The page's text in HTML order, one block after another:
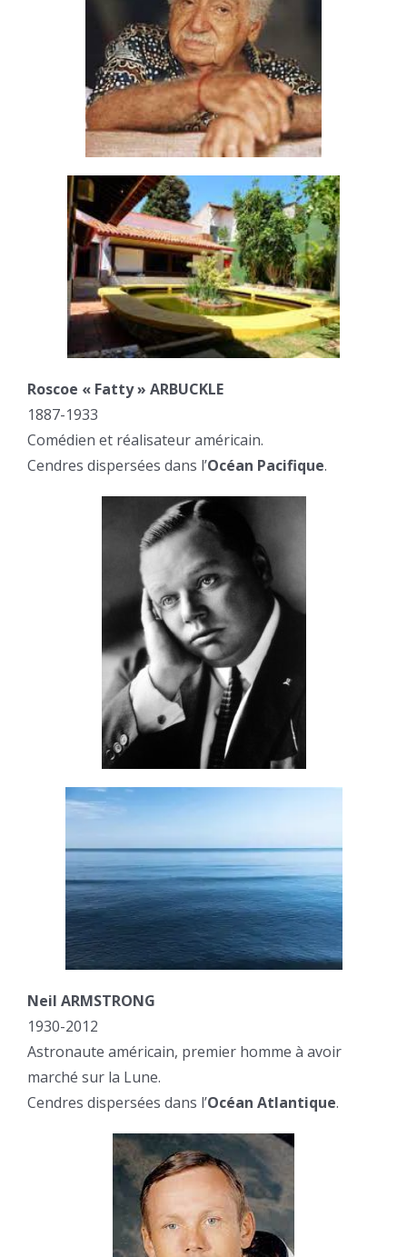
Roscoe « Fatty » ARBUCKLE
1887-1933
Comédien et réalisateur américain.
Cendres dispersées dans l’Océan Pacifique.
Neil ARMSTRONG
1930-2012
Astronaute américain, premier homme à avoir
marché sur la Lune.
Cendres dispersées dans l’Océan Atlantique.